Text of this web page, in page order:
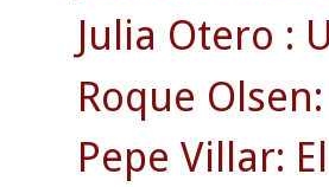
Julia Otero :
Roque
Pepe Villar: